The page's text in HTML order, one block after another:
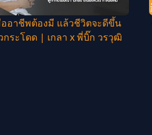
อาชีพต้องมี แล้วชีวิตจะดีขึ้น
กระโดด | เกลา x พี่บิ๊ก วรวุฒิ